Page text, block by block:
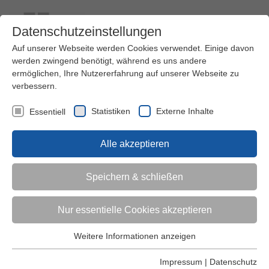
Kontakt Ihre Meinung ist uns wichtig!
Kinder (0-6)
Grundschulkinder
Jugendliche
Datenschutzeinstellungen
Auf unserer Webseite werden Cookies verwendet. Einige davon
werden zwingend benötigt, während es uns andere
ermöglichen, Ihre Nutzererfahrung auf unserer Webseite zu
verbessern.
Essentiell Statistiken Externe Inhalte
Alle akzeptieren
Speichern & schließen
Nur essentielle Cookies akzeptieren
Essentielle Cookies werden für grundlegende Funktionen der
Weitere Informationen anzeigen
Impressum | Datenschutz